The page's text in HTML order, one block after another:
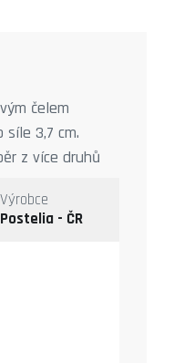
čelem
3,7 cm.
z více druhů
čela 90 cm,
Výrobce
Postelia - ČR